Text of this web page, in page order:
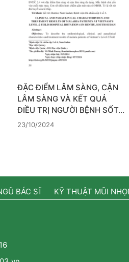
ĐẶC ĐIỂM LÂM SÀNG, CẬN
LÂM SÀNG VÀ KẾT QUẢ
ĐIỀU TRỊ NGƯỜI BỆNH SỐT…
23/10/2024
BÁC SĨ KỸ THUẬT MŨI